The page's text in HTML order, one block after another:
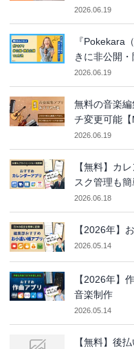
2026.06.19
『Pokekara
きに非公開
2026.06.19
無料の音楽
チ変更可能【
2026.06.19
【無料】カ
スク管理も簡
2026.06.18
【2026年】
2026.05.14
【2026年】
音楽制作
2026.05.14
【無料】後